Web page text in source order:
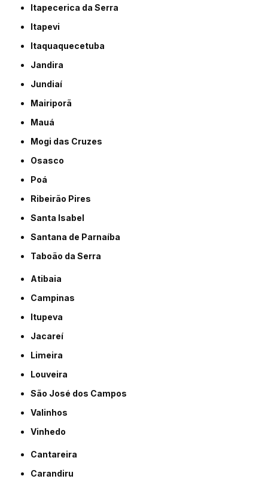
Itapecerica da Serra
Itapevi
Itaquaquecetuba
Jandira
Jundiaí
Mairiporã
Mauá
Mogi das Cruzes
Osasco
Poá
Ribeirão Pires
Santa Isabel
Santana de Parnaíba
Taboão da Serra
Atibaia
Campinas
Itupeva
Jacareí
Limeira
Louveira
São José dos Campos
Valinhos
Vinhedo
Cantareira
Carandiru